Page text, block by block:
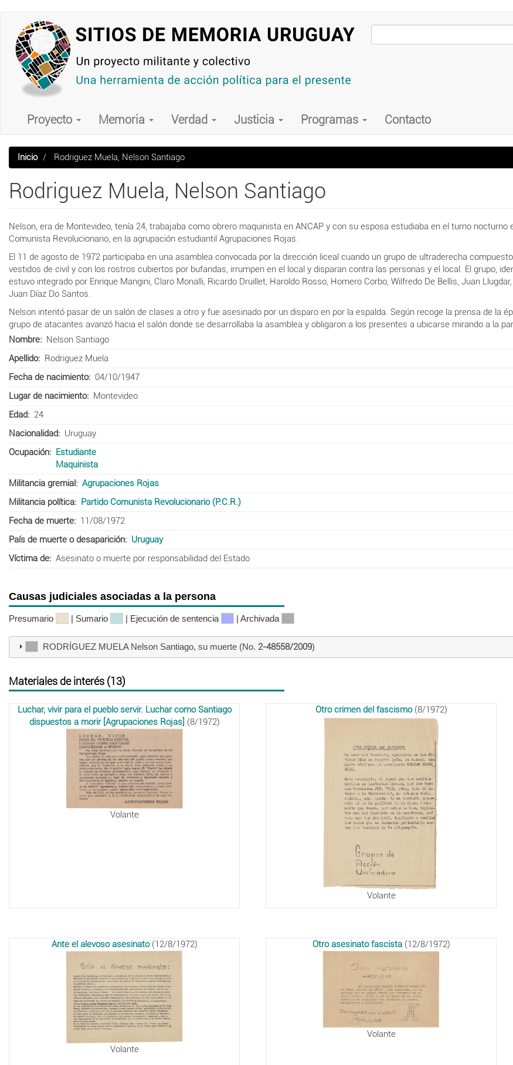
contenido
principal
Main
navigation
Proyecto Memoria Verdad Justicia Programas Contacto
Inicio Rodriguez Muela, Nelson Santiago
Rodriguez Muela, Nelson Santiago
Nelson, era de Montevideo, tenía 24, trabajaba como obrero maquinista en ANCAP y con su esposa estudiaba en el turno nocturno
Comunista Revolucionario, en la agrupación estudiantil Agrupaciones Rojas.
El 11 de agosto de 1972 participaba en una asamblea convocada por la dirección liceal cuando un grupo de ultraderecha
vestidos de civil y con los rostros cubiertos por bufandas, irrumpen en el local y disparan contra las personas y el local. El grupo,
estuvo integrado por Enrique Mangini, Claro Monalli, Ricardo Druillet, Haroldo Rosso, Homero Corbo, Wilfredo De Bellis, Juan
Juan Díaz Do Santos.
Nelson intentó pasar de un salón de clases a otro y fue asesinado por un disparo en por la espalda. Según recoge la prensa de la
grupo de atacantes avanzó hacia el salón donde se desarrollaba la asamblea y obligaron a los presentes a ubicarse mirando a la
Nombre
Nelson Santiago
Apellido
Rodriguez Muela
Fecha de nacimiento
04/10/1947
Lugar de nacimiento
Montevideo
Edad
24
Nacionalidad
Uruguay
Ocupación
Estudiante
Maquinista
Militancia gremial
Agrupaciones Rojas
Militancia política
Partido Comunista Revolucionario (P.C.R.)
Fecha de muerte
11/08/1972
País de muerte o desaparición
Uruguay
Víctima de
Asesinato o muerte por responsabilidad del Estado
Causas judiciales asociadas a la persona
Presumario | Sumario | Ejecución de sentencia | Archivada
RODRÍGUEZ MUELA Nelson Santiago, su muerte (No. 2-48558/2009)
Materiales de interés (13)
Luchar, vivir para el pueblo servir. Luchar como Santiago
dispuestos a morir [Agrupaciones Rojas] (8/1972)
Volante
Otro crimen del fascismo(8/1972)
Volante
Ante el alevoso asesinato(12/8/1972)
Volante
Otro asesinato fascista(12/8/1972)
Volante